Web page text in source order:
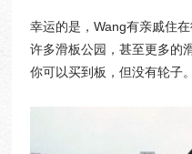
幸运的是，Wang有亲戚住
许多滑板公园，甚至更多的
你可以买到板，但没有轮子。